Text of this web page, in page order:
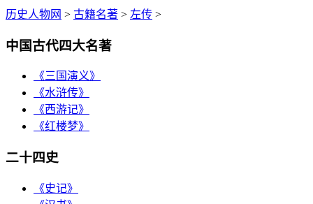
历史人物网 > 古籍名著 > 左传 >
中国古代四大名著
《三国演义》
《水浒传》
《西游记》
《红楼梦》
二十四史
《史记》